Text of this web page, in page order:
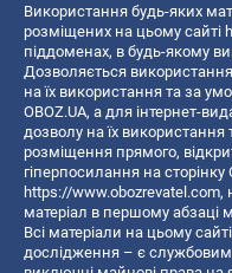
Використання будь-яких
розміщених на цьому сайті
піддоменах, в будь-якому
Дозволяється
на їх використання та за
OBOZ.UA, а для інтернет-
дозволу на їх
розміщення прямого,
гіперпосилання на
https://www.obozrevatel.com,
матеріал в першому абзаці
Всі матеріали на цьому
дослідження – є